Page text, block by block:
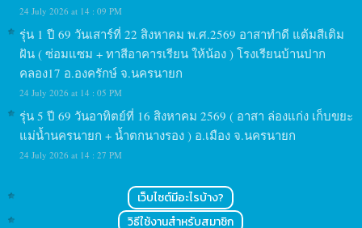
24 July 2026 at 14 : 09 PM
รุ่น 1 ปี 69 วันเสาร์ที่ 22 สิงหาคม พ.ศ.2569 อาสาทำดี แต้มสีเติม
ฝัน ( ซ่อมแซม + ทาสีอาคารเรียน ให้น้อง ) โรงเรียนบ้านปาก
คลอง17 อ.องครักษ์ จ.นครนายก
24 July 2026 at 14 : 05 PM
รุ่น 5 ปี 69 วันอาทิตย์ที่ 16 สิงหาคม 2569 ( อาสา ล่องแก่ง เก็บขยะ
แม่น้ำนครนายก + น้ำตกนางรอง ) อ.เมือง จ.นครนายก
24 July 2026 at 14 : 27 PM
เว็บไซต์มีอะไรบ้าง?
วิธีใช้งานสำหรับสมาชิก